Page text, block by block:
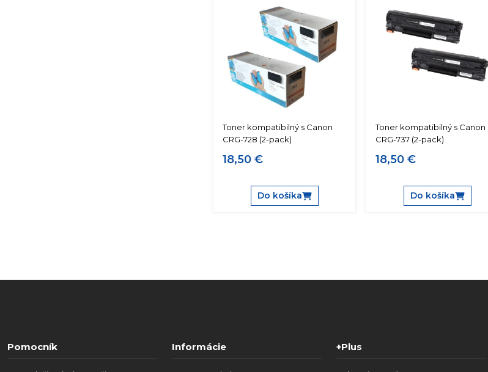
Toner kompatibilný s Canon
CRG-728 (2-pack)
18,50 €
Do košíka
Toner kompatibilný s Canon
CRG-737 (2-pack)
18,50 €
Do košíka
Pomocník Informácie +Plus